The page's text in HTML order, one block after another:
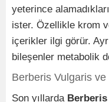
yeterince
ister. Özellikle krom
içerikler ilgi görür.
bileşenler metabolik
Berberis Vulgaris
Son yıllarda